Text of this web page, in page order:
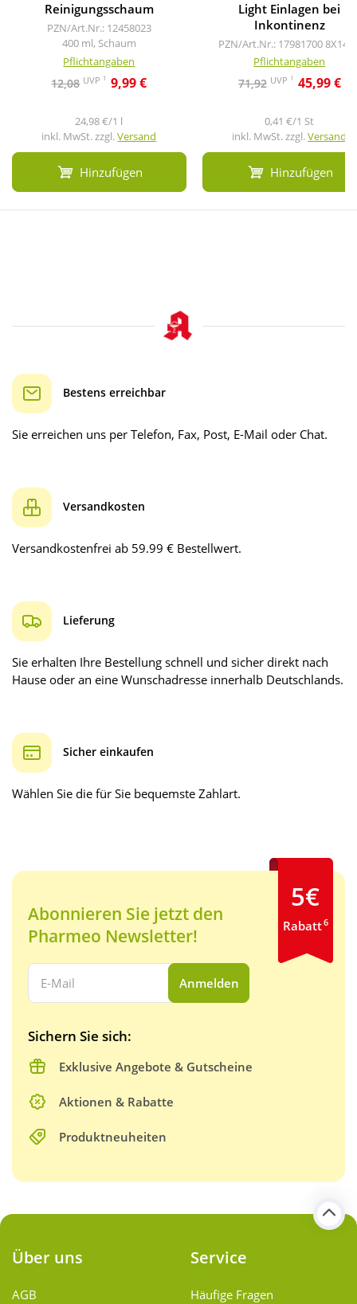
Reinigungsschaum
PZN/Art.Nr.: 12458023
400 ml, Schaum
Pflichtangaben
12,08 UVP 1 9,99 €
24,98 €/1 l
inkl. MwSt. zzgl.Versand
Hinzufügen
Light Einlagen bei
Inkontinenz
PZN/Art.Nr.: 179817008X14
Pflichtangaben
71,92 UVP 1 45,99 €
0,41 €/1 St
inkl. MwSt. zzgl.Versand
Hinzufügen
Bestens erreichbar
Sie erreichen uns per Telefon, Fax, Post, E-Mail oder Chat.
Versandkosten
Versandkostenfrei ab 59.99 € Bestellwert.
Lieferung
Sie erhalten Ihre Bestellung schnell und sicher direkt nach
Hause oder an eine Wunschadresse innerhalb Deutschlands.
Sicher einkaufen
Wählen Sie die für Sie bequemste Zahlart.
Abonnieren Sie jetzt den
Pharmeo Newsletter!
Ihre E-Mail Adresse:
Anmelden
Sichern Sie sich:
Exklusive Angebote & Gutscheine
Aktionen & Rabatte
Produktneuheiten
5€
Rabatt6
Über uns
AGB
Service
Häufige Fragen